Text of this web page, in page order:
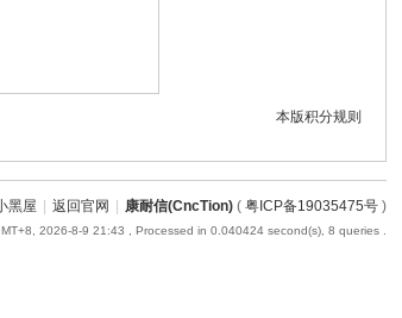
本版积分规则
黑屋 | 返回官网 | 康耐信(CncTion)( 粤ICP备19035475号)
2026-8-9 21:43 , Processed in 0.040424 second(s), 8 queries .